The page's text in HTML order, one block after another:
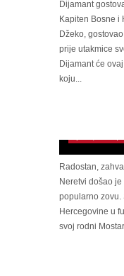
Dijamant
Kapiten Bosne i
Džeko,
prije utakmice
Dijamant će
koju...
LUDNICA
Mostar
Radostan,
Neretvi došao
popularno zovu.
Hercegovine u
svoj rodni
OBRATILI
Zmajevi